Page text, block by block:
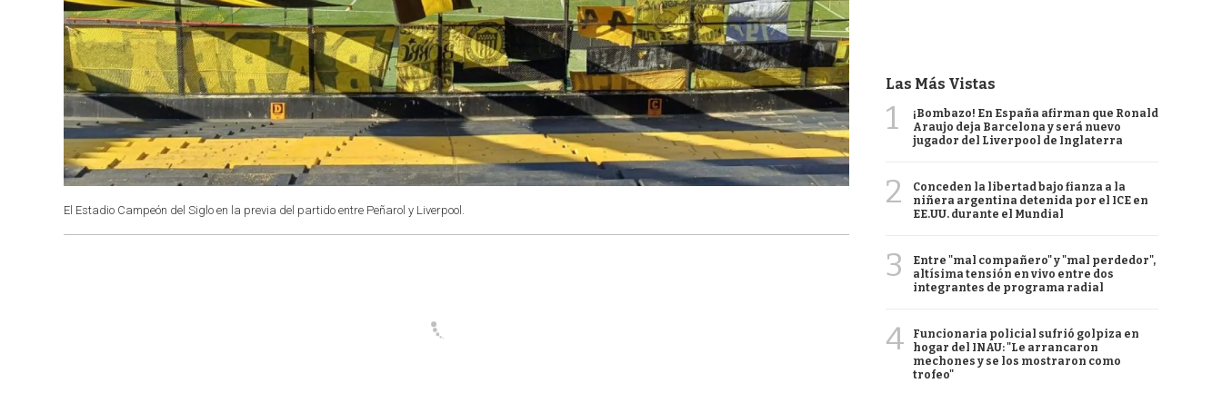
El Estadio Campeón del Siglo en la previa del partido entre Peñarol y Liverpool.
Las Más Vistas
1
¡Bombazo! En España afirman que Ronald
Araujo deja Barcelona y será nuevo
jugador del Liverpool de Inglaterra
2
Conceden la libertad bajo fianza a la
niñera argentina detenida por el ICE en
EE.UU. durante el Mundial
3
Entre "mal compañero" y "mal perdedor",
altísima tensión en vivo entre dos
integrantes de programa radial
4
Funcionaria policial sufrió golpiza en
hogar del INAU: "Le arrancaron
mechones y se los mostraron como
trofeo"